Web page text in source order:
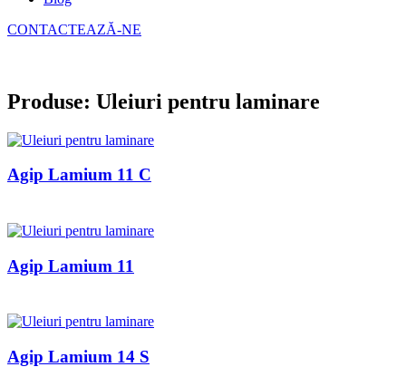
CONTACTEAZĂ-NE
Produse: Uleiuri pentru laminare
Agip Lamium 11 C
Agip Lamium 11
Agip Lamium 14 S